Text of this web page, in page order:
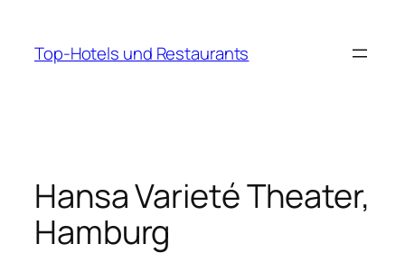
springen
Top-Hotels und Restaurants
Hansa Varieté Theater,
Hamburg